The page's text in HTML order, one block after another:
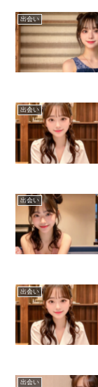
出会い
出会い
出会い
出会い
出会い